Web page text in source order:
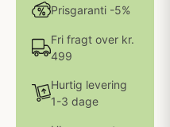
Prisgaranti -5%
Fri fragt over kr.
499
Hurtig levering
1-3 dage